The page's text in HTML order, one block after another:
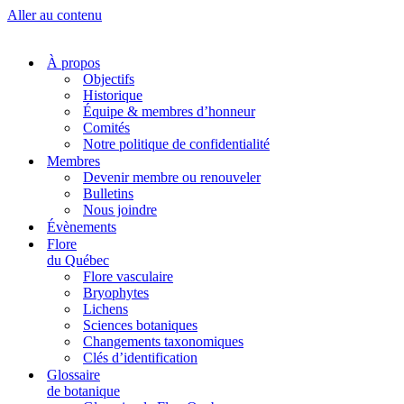
Aller au contenu
À propos
Objectifs
Historique
Équipe & membres d’honneur
Comités
Notre politique de confidentialité
Membres
Devenir membre ou renouveler
Bulletins
Nous joindre
Évènements
Flore
du Québec
Flore vasculaire
Bryophytes
Lichens
Sciences botaniques
Changements taxonomiques
Clés d’identification
Glossaire
de botanique